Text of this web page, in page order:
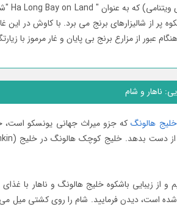
پر از شالیزارھای برنج می برد. با کاوش در
عبور از مزارع برنج بی پایان و غار مرموز با
ناهار و شام
خلیج ھالونگ
زیبایی باشکوه خلیج ھالونگ و ناھار با
شده است، دیدن فرمایید. شام را روی کشتی